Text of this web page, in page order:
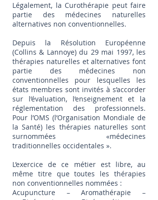
Légalement, la Curothérapie peut faire
partie des médecines naturelles
alternatives non conventionnelles.
Depuis la Résolution Européenne
(Collins & Lannoye) du 29 mai 1997, les
thérapies naturelles et alternatives font
partie des médecines non
conventionnelles pour lesquelles les
états membres sont invités à s’accorder
sur l’évaluation, l’enseignement et la
réglementation des professionnels.
Pour l’OMS (l’Organisation Mondiale de
la Santé) les thérapies naturelles sont
surnommées «médecines
traditionnelles occidentales ».
L’exercice de ce métier est libre, au
même titre que toutes les thérapies
non conventionnelles nommées :
Acupuncture – Aromathérapie –